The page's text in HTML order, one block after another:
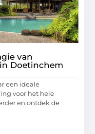
van
Doetinchem
een ideale
voor het hele
en ontdek de